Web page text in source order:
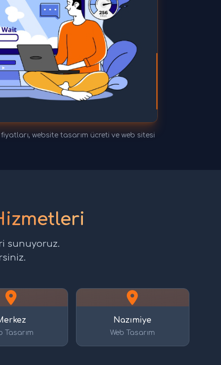
website tasarım ücreti ve web sitesi
sunuyoruz.
Tasarım
Nazımiye
Web Tasarım